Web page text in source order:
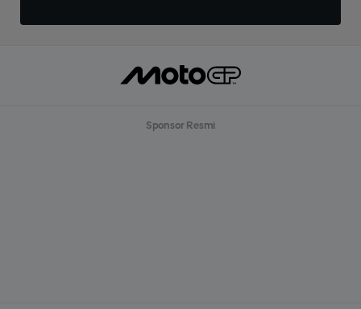
Sponsor Resmi